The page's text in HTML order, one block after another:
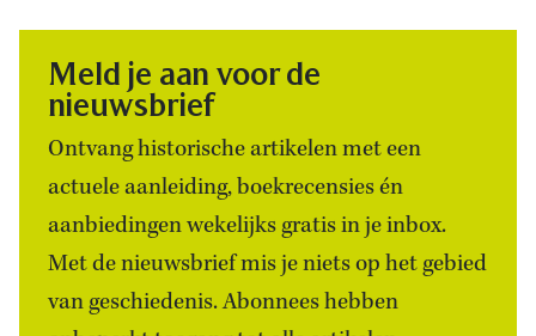
Meld je aan voor de
nieuwsbrief
Ontvang historische artikelen met een
actuele aanleiding, boekrecensies én
aanbiedingen wekelijks gratis in je inbox.
Met de nieuwsbrief mis je niets op het gebied
van geschiedenis. Abonnees hebben